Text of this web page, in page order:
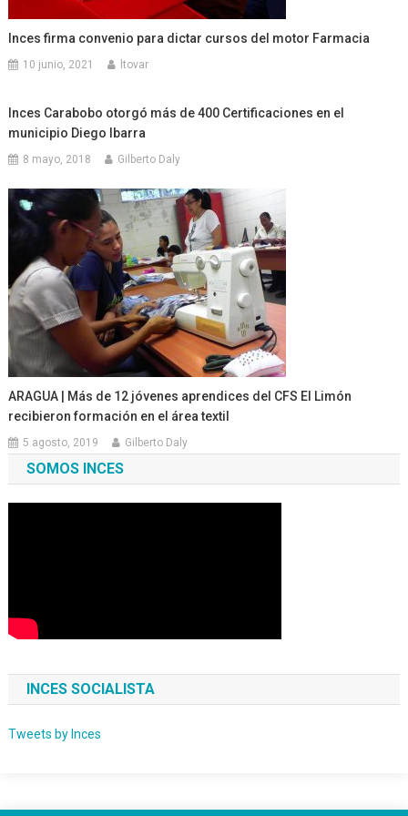
Inces firma convenio para dictar cursos del motor Farmacia
10 junio, 2021 ltovar
Inces Carabobo otorgó más de 400 Certificaciones en el
municipio Diego Ibarra
8 mayo, 2018 Gilberto Daly
ARAGUA | Más de 12 jóvenes aprendices del CFS El Limón
recibieron formación en el área textil
5 agosto, 2019 Gilberto Daly
SOMOS INCES
INCES SOCIALISTA
Tweets by Inces